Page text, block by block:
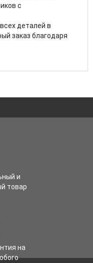
с
деталей в
заказ благодаря
и
товар
на